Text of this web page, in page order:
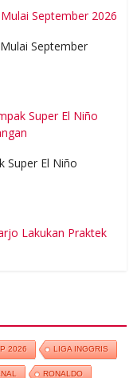
September
Super El Niño
Tulang dan Kulit,
2026 LIGA INGGRIS
RONALDO